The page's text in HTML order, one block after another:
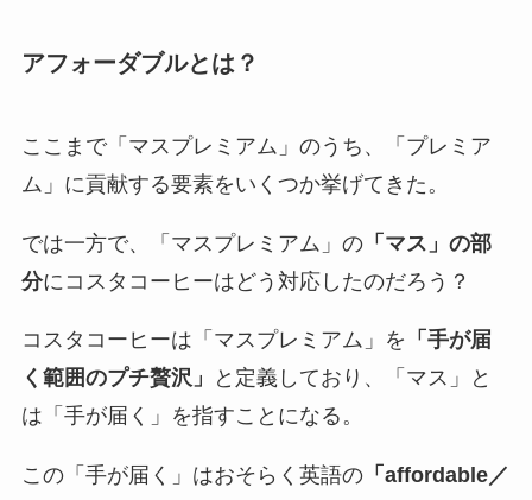
アフォーダブルとは？
ここまで「マスプレミアム」のうち、「プレミア
ム」に貢献する要素をいくつか挙げてきた。
では一方で、「マスプレミアム」の「マス」の部
分にコスタコーヒーはどう対応したのだろう？
コスタコーヒーは「マスプレミアム」を 「手が届
く範囲のプチ贅沢」
と定義しており、「マス」と
は「手が届く」を指すことになる。
この「手が届く」はおそらく英語の「affordable／